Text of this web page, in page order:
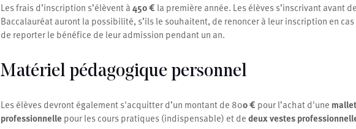
Les frais d’inscription s’élèvent à450 € la première année. Les élèves s’inscrivant avant
Baccalauréat auront la possibilité, s’ils le souhaitent, de renoncer à leur inscription en cas
de reporter le bénéfice de leur admission pendant un an.
Matériel pédagogique personnel
Les élèves devront également s'acquitter d’un montant de 800 € pour l’achat d'une
professionnellepour les cours pratiques (indispensable) et dedeux vestes